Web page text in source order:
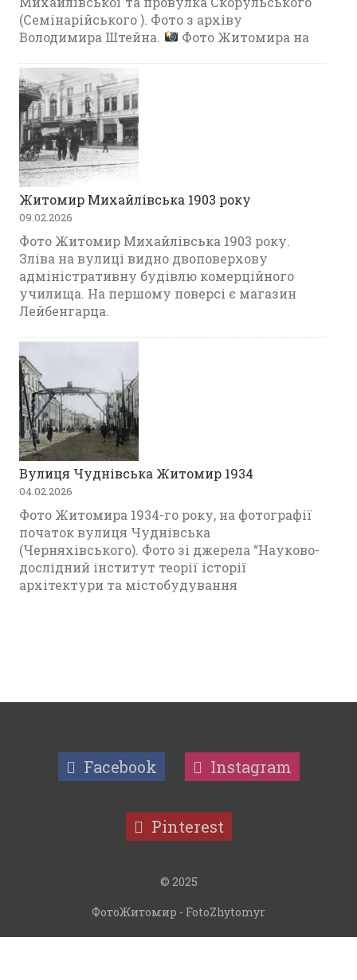
(Семінарійського ). Фото з архіву
Володимира Штейна.
Фото Житомира на
Житомир Михайлівська 1903 року
09.02.2026
Фото Житомир Михайлівська 1903 року.
Зліва на вулиці видно двоповерхову
адміністративну будівлю комерційного
училища. На першому поверсі є магазин
Лейбенгарца.
Вулиця Чуднівська Житомир 1934
04.02.2026
Фото Житомира 1934-го року, на фотографії
початок вулиця Чуднівська
(Черняхівського). Фото зі джерела “Науково-
дослідний інститут теорії історії
архітектури та містобудування
Facebook Instagram
Pinterest
© 2025
ФотоЖитомир - FotoZhytomyr